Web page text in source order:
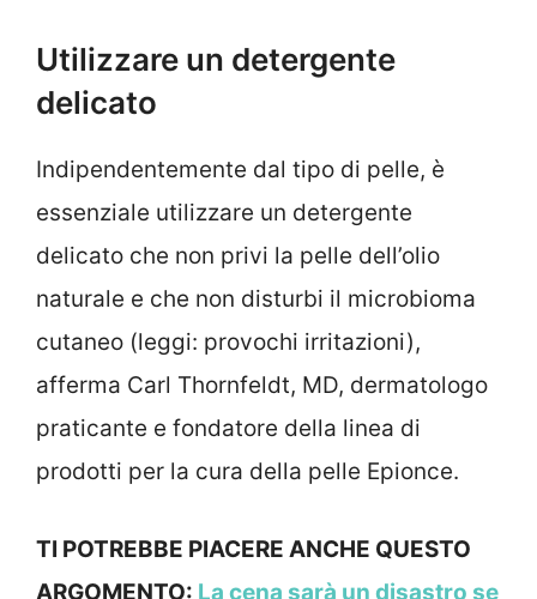
Utilizzare un detergente
delicato
Indipendentemente dal tipo di pelle, è
essenziale utilizzare un detergente
delicato che non privi la pelle dell’olio
naturale e che non disturbi il microbioma
cutaneo (leggi: provochi irritazioni),
afferma Carl Thornfeldt, MD, dermatologo
praticante e fondatore della linea di
prodotti per la cura della pelle Epionce.
TI POTREBBE PIACERE ANCHE QUESTO
ARGOMENTO: La cena sarà un disastro se